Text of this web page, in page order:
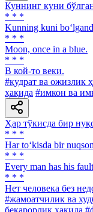
Куннинг куни
* * *
Kunning kuni
* * *
Moon, once in a blue.
* * *
В кой-то веки.
#қудрат ва ожизлик
ҳақида #имкон ва
Ҳар тўкисда бир
* * *
Har to‘kisda bir
* * *
Every man has his
* * *
Нет человека без
#жамоатчилик ва